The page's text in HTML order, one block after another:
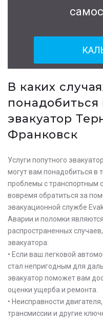
В каких
эвакуатор
Франковск
Услуги попутного
могут вам понадобиться в
проблемы с транспортным
вовремя обратиться за
эвакуационной службе
Аварии и поломки
распространенных
эвакуатора:
• Если ваш легковой
стал непригодным для
эвакуатор поможет вам
оценки ущерба и ремонта.
• Неисправности
трансмиссии и другие